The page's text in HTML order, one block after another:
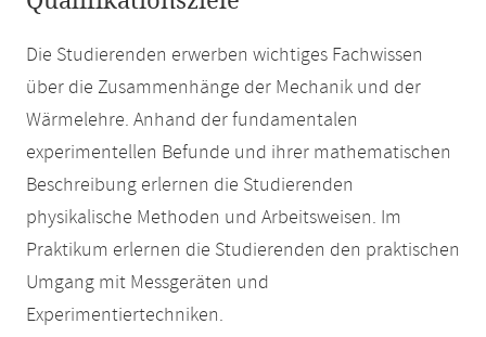
Die Studierenden erwerben wichtiges Fachwissen
über die Zusammenhänge der Mechanik und der
Wärmelehre. Anhand der fundamentalen
experimentellen Befunde und ihrer mathematischen
Beschreibung erlernen die Studierenden
physikalische Methoden und Arbeitsweisen. Im
Praktikum erlernen die Studierenden den praktischen
Umgang mit Messgeräten und
Experimentiertechniken.